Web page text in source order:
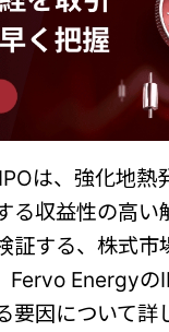
は、強化地熱
る収益性の高い
証する、株式市
Fervo Energyの
要因について詳